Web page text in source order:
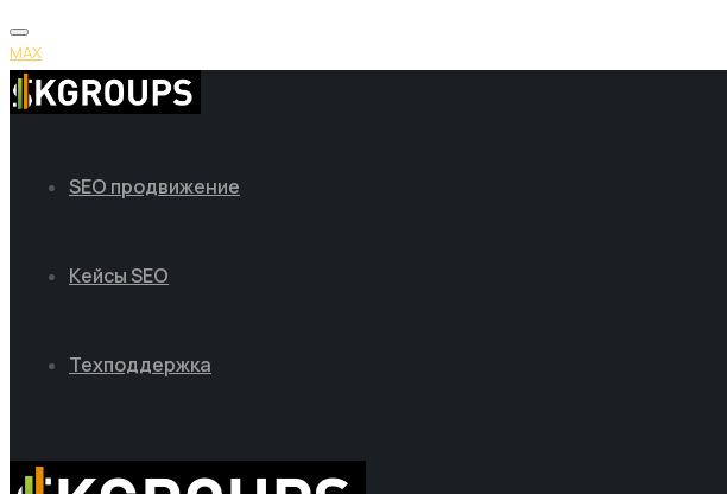
MAX
SEO продвижение
Кейсы SEO
Техподдержка